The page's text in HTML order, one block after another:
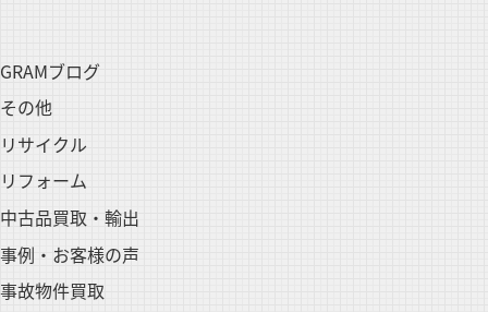
GRAMブログ
その他
リサイクル
リフォーム
中古品買取・輸出
事例・お客様の声
事故物件買取